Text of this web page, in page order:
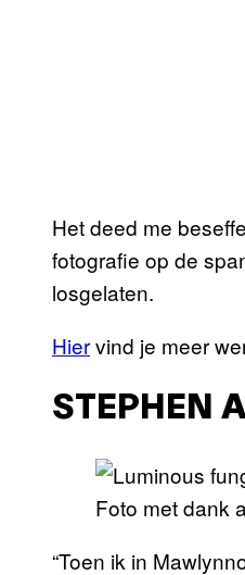
Het deed me
fotografie op de
losgelaten.
Hiervind je meer
STEPHEN
Foto met dank
“Toen ik in